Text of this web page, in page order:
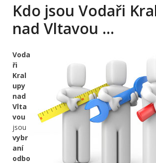
Kdo jsou Vodaři
nad Vltavou …
Voda
ři
Kral
upy
nad
Vlta
vou
jsou
vybr
aní
odbo